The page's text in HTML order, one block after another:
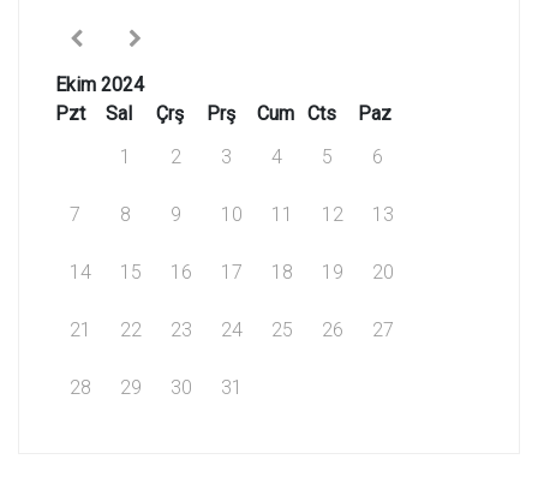
Ekim 2024
Pzt
Sal Çrş Prş Cum Cts
Paz
1
2 3 4 5 6
7 8 9 10 11 12 13
14 15 16 17 18 19 20
21 22 23 24 25 26 27
28 29 30 31